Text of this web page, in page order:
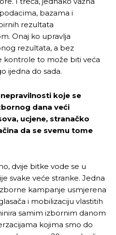
bazama i
rezultata
Onaj ko upravlja
rezultata, a bez
kontrole to može biti veća
ijedna do sada.
koje se
dana veći
ucjene, stranačko
da se svemu tome
dvije bitke vode se u
svake veće stranke. Jedna
kampanje usmjerena
i mobilizaciju vlastitih
samim izbornim danom
kojima smo do